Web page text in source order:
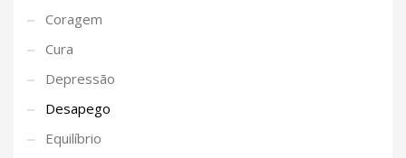
Coragem
Cura
Depressão
Desapego
Equilíbrio